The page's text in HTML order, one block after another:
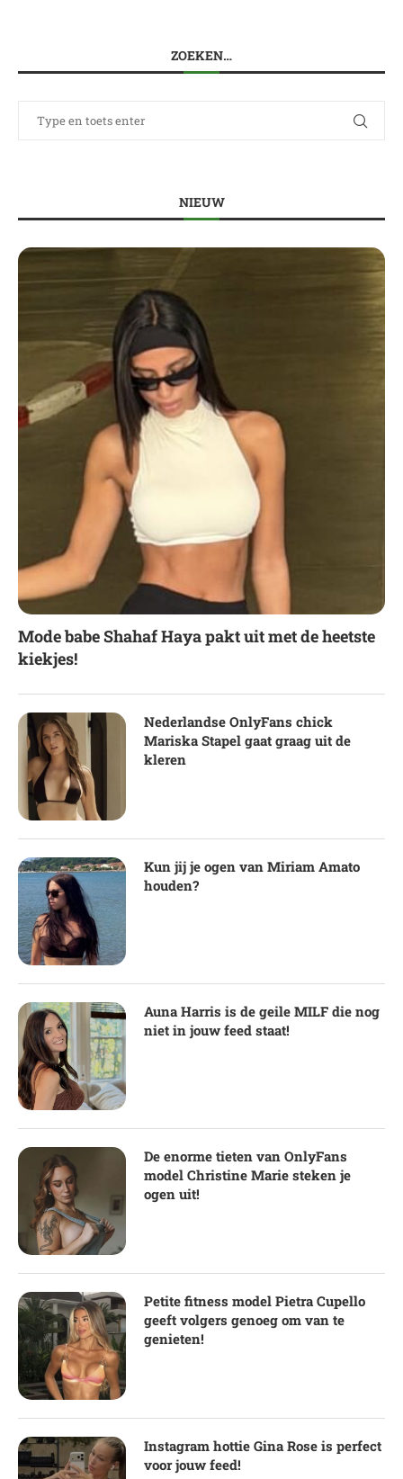
ZOEKEN…
NIEUW
Mode babe Shahaf Haya pakt uit met de heetste
kiekjes!
Nederlandse OnlyFans chick
Mariska Stapel gaat graag uit de
kleren
Kun jij je ogen van Miriam Amato
houden?
Auna Harris is de geile MILF die nog
niet in jouw feed staat!
De enorme tieten van OnlyFans
model Christine Marie steken je
ogen uit!
Petite fitness model Pietra Cupello
geeft volgers genoeg om van te
genieten!
Instagram hottie Gina Rose is perfect
voor jouw feed!